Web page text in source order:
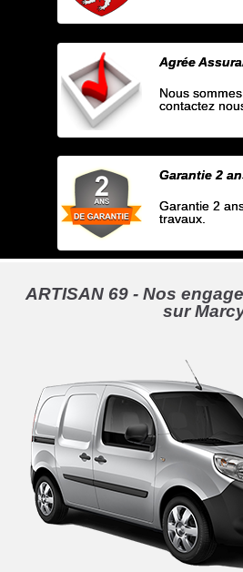
Agrée
Nous
contactez
Garantie 2
Garantie 2
travaux.
ARTISAN 69 - Nos
sur